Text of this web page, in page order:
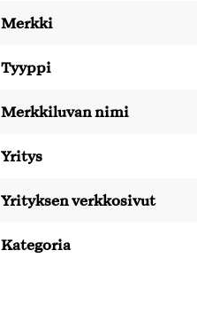
Merkki
Tyyppi
Merkkiluvan nimi
Yritys
Yrityksen verkkosivut
Kategoria